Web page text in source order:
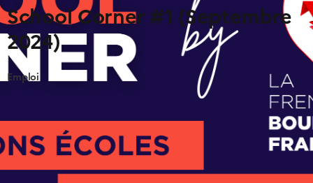
School Corner #1 (Septembre
2024)
Emploi